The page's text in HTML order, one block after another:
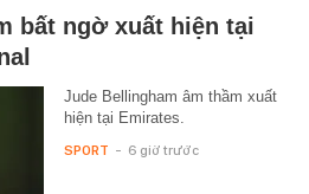
bất ngờ xuất hiện tại
Jude Bellingham âm thầm xuất
hiện tại Emirates.
SPORT - 6 giờ trước